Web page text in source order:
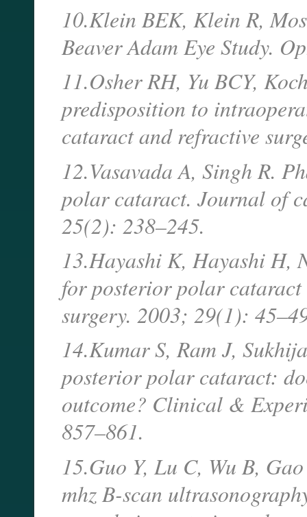
10.Klein BEK, Klein R,
Beaver Adam Eye Study.
11.Osher RH, Yu BCY,
predisposition to
cataract and refractive
12.Vasavada A, Singh R.
polar cataract. Journal of
25(2): 238–245.
13.Hayashi K, Hayashi H,
for posterior polar
surgery. 2003; 29(1):
14.Kumar S, Ram J,
posterior polar cataract:
outcome? Clinical &
857–861.
15.Guo Y, Lu C, Wu B,
mhz B-scan